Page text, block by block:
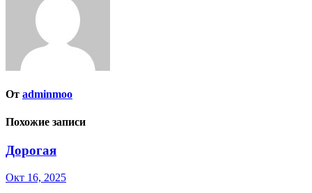
От adminmoo
Похожие записи
Дорогая
Окт 16, 2025